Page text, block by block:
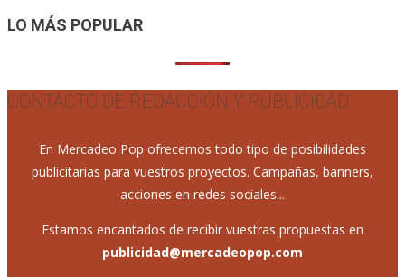
entradas
LO MÁS POPULAR
CONTACTO DE REDACCIÓN Y PUBLICIDAD
En Mercadeo Pop ofrecemos todo tipo de posibilidades
publicitarias para vuestros proyectos. Campañas, banners,
acciones en redes sociales...
Estamos encantados de recibir vuestras propuestas en
publicidad@mercadeopop.com